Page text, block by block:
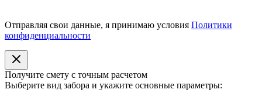
Отправляя свои данные, я принимаю условия Политики
конфиденциальности
Получите смету с точным расчетом
Выберите вид забора и укажите основные параметры: